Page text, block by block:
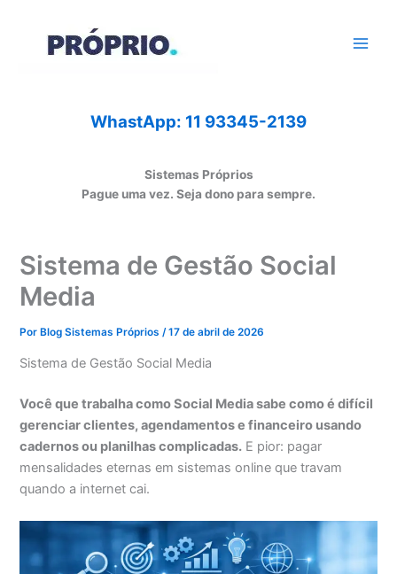
WhastApp: 11 93345-2139
Sistemas Próprios
Pague uma vez. Seja dono para sempre.
Sistema de Gestão Social
Media
Por Blog Sistemas Próprios/17 de abril de 2026
Sistema de Gestão Social Media
Você que trabalha como Social Media sabe como é difícil
gerenciar clientes, agendamentos e financeiro usando
cadernos ou planilhas complicadas. E pior: pagar
mensalidades eternas em sistemas online que travam
quando a internet cai.